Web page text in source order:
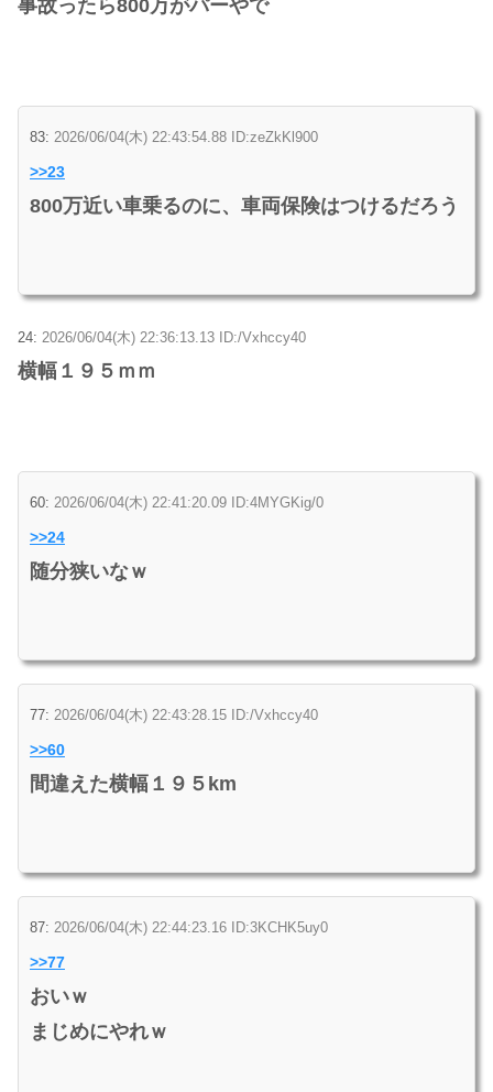
事故ったら800万がパーやで
83: 2026/06/04(木) 22:43:54.88 ID:zeZkKl900
>>23
800万近い車乗るのに、車両保険はつけるだろう
24: 2026/06/04(木) 22:36:13.13 ID:/Vxhccy40
横幅１９５ｍｍ
60: 2026/06/04(木) 22:41:20.09 ID:4MYGKig/0
>>24
随分狭いなｗ
77: 2026/06/04(木) 22:43:28.15 ID:/Vxhccy40
>>60
間違えた横幅１９５km
87: 2026/06/04(木) 22:44:23.16 ID:3KCHK5uy0
>>77
おいｗ
まじめにやれｗ